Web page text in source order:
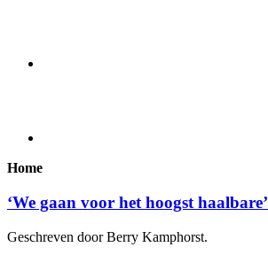
Home
‘We gaan voor het hoogst haalbare’
Geschreven door Berry Kamphorst.